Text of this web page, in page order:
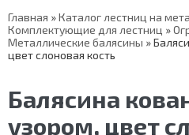
Главная »Каталог лестниц на
Комплектующие для лестниц »
Металлические балясины »
цвет слоновая кость
Балясина
узором, цвет